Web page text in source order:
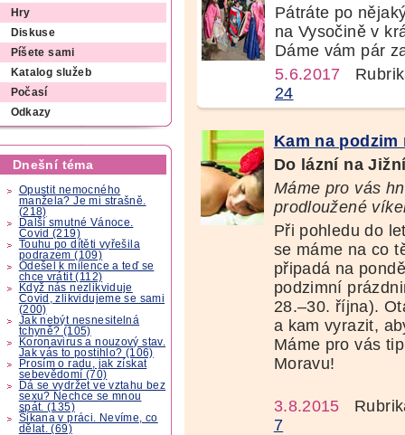
Hry
Diskuse
Píšete sami
Katalog služeb
Počasí
Odkazy
Dnešní téma
Opustit nemocného
manžela? Je mi strašně.
(218)
Další smutné Vánoce.
Covid (219)
Touhu po dítěti vyřešila
podrazem (109)
Odešel k milence a teď se
chce vrátit (112)
Když nás nezlikviduje
Covid, zlikvidujeme se sami
(200)
Jak nebýt nesnesitelná
tchyně? (105)
Koronavirus a nouzový stav.
Jak vás to postihlo? (106)
Prosím o radu, jak získat
sebevědomí (70)
Dá se vydržet ve vztahu bez
sexu? Nechce se mnou
spát. (135)
Šikana v práci. Nevíme, co
dělat. (69)
Pátráte po
na Vysočině v
Dáme vám pár
5.6.2017
24
Kam na
Do lázní na
Máme pro vás
prodloužené
Při pohledu do
se máme na co
připadá na
podzimní
28.–30. října).
a kam vyrazit,
Máme pro vás
Moravu!
3.8.2015
7